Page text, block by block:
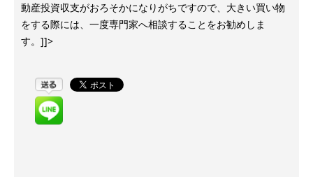
動産投資収支がおろそかになりがちですので、大きい買い物
をする際には、一度専門家へ相談することをお勧めしま
す。]]>